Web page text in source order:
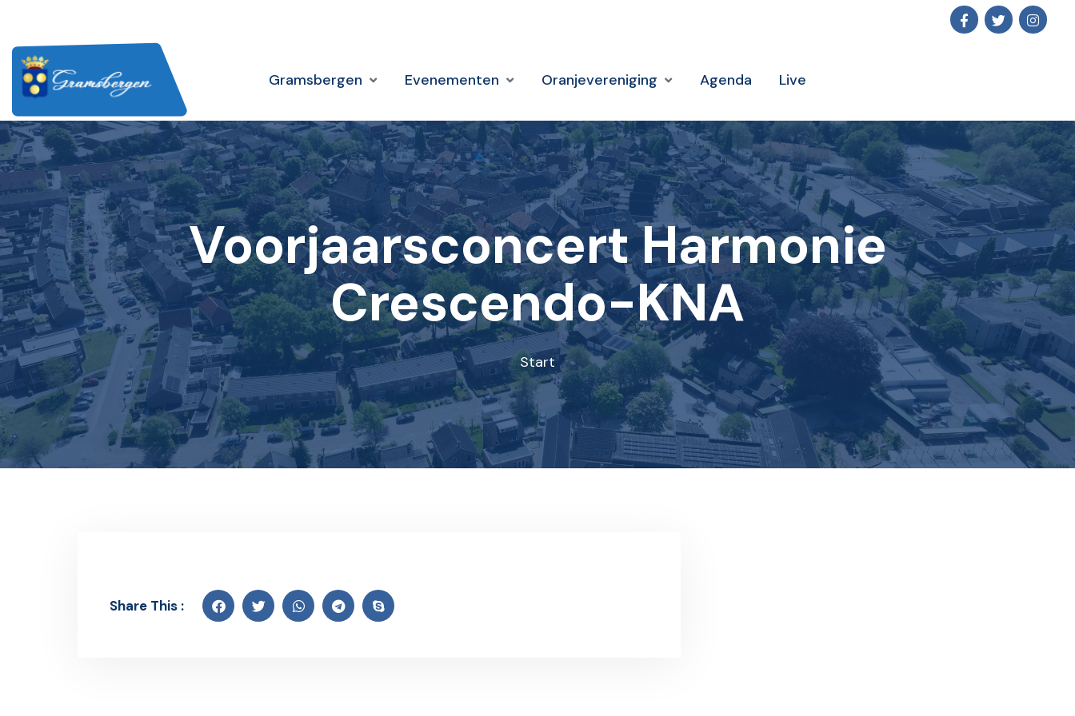
Gramsbergen Evenementen Oranjevereniging Agenda Live
Voorjaarsconcert Harmonie
Crescendo-KNA
Start
Share This :